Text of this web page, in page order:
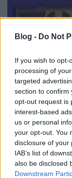
Blog - Do Not
If you wish to
processing of
targeted
section to confirm
opt-out request is
interest-based
us or personal
your opt-out. You
disclosure of your
IAB’s list of
also be disclosed
Downstream